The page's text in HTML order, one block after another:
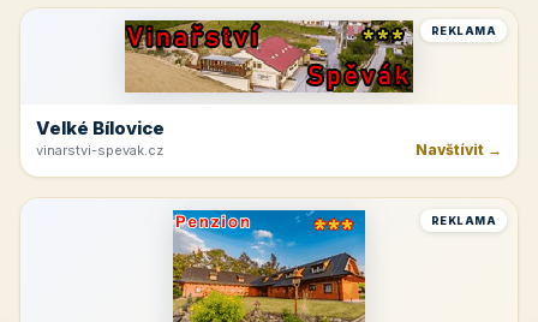
REKLAMA
Velké Bílovice
vinarstvi-spevak.cz Navštívit →
REKLAMA